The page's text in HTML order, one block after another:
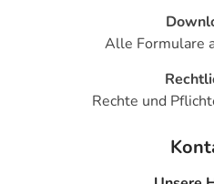
Alle Formulare
Rechte und